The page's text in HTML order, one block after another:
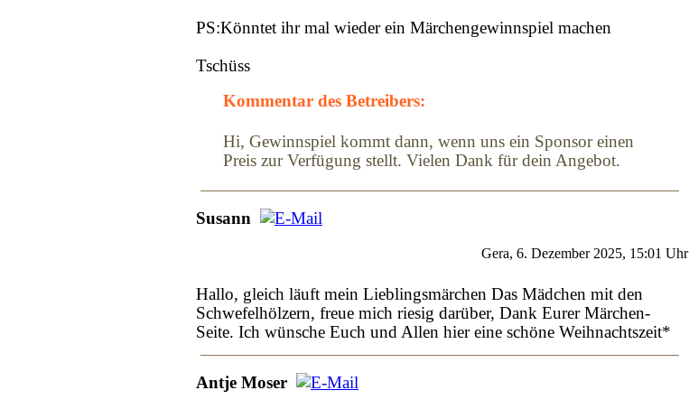
PS:Könntet ihr mal wieder ein Märchengewinnspiel machen
Tschüss
Kommentar des Betreibers:
Hi, Gewinnspiel kommt dann, wenn uns ein Sponsor einen
Preis zur Verfügung stellt. Vielen Dank für dein Angebot.
Susann
Gera, 6. Dezember 2025, 15:01 Uhr
Hallo, gleich läuft mein Lieblingsmärchen Das Mädchen mit den
Schwefelhölzern, freue mich riesig darüber, Dank Eurer Märchen-
Seite. Ich wünsche Euch und Allen hier eine schöne Weihnachtszeit*
Antje Moser